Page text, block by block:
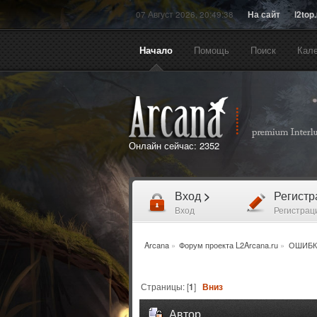
07 Август 2026, 20:49:38 На сайт
Начало Помощь Поиск
Онлайн сейчас: 2352
Вход >
Вход
Arcana» Форум проекта L2Arcana.ru »
Страницы: [1]Вниз
Автор